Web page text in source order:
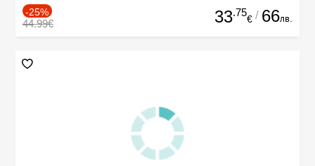
-25%
44.99€ 33.75
€ / 66лв.